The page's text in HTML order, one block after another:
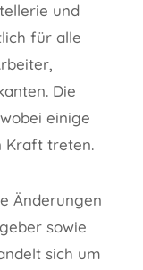
und
für alle
Die
einige
Kraft treten.
Änderungen
sowie
sich um